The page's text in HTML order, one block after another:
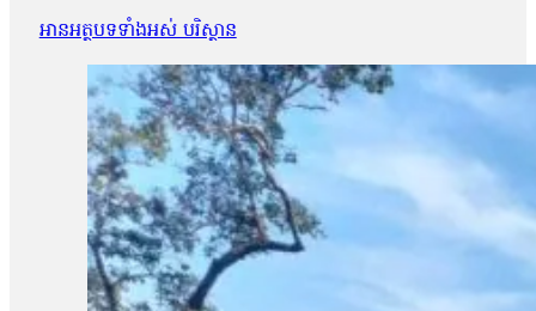
អានអត្ថបទទាំងអស់ បរិស្ថាន